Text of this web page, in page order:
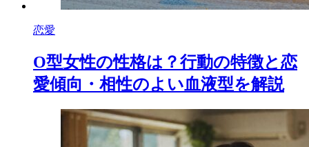
恋愛
O型女性の性格は？行動の特徴と恋
愛傾向・相性のよい血液型を解説